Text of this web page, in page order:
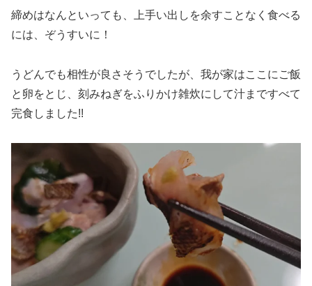
締めはなんといっても、上手い出しを余すことなく食べる
には、ぞうすいに！
うどんでも相性が良さそうでしたが、我が家はここにご飯
と卵をとじ、刻みねぎをふりかけ雑炊にして汁まですべて
完食しました!!